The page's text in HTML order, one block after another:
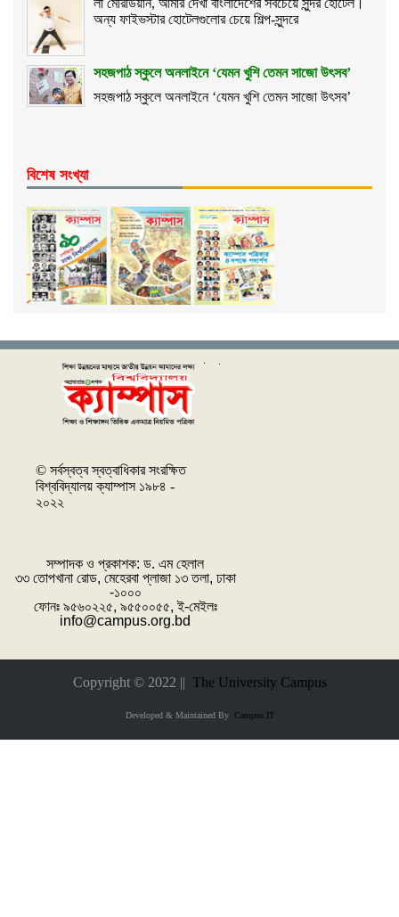
লা মেরিডিয়ান, আমার দেখা বাংলাদেশের সবচেয়ে সুন্দর হোটেল।
অন্য ফাইভস্টার হোটেলগুলোর চেয়ে শিল্প-সুন্দরে
সহজপাঠ স্কুলে অনলাইনে ‘যেমন খুশি তেমন সাজো উৎসব’
সহজপাঠ স্কুলে অনলাইনে ‘যেমন খুশি তেমন সাজো উৎসব’
বিশেষ সংখ্যা
© সর্বস্বত্ব স্বত্বাধিকার সংরক্ষিত
বিশ্ববিদ্যালয় ক্যাম্পাস ১৯৮৪ -
২০২২
সম্পাদক ও প্রকাশক: ‌ড. এম হেলাল
৩৩ তোপখানা রোড, মেহেরবা প্লাজা ১৩ তলা, ঢাকা
-১০০০
ফোনঃ ৯৫৬০২২৫, ৯৫৫০০৫৫, ই-মেইলঃ
info@campus.org.bd
Copyright © 2022 || The University Campus
Developed & Maintained ByCampus IT